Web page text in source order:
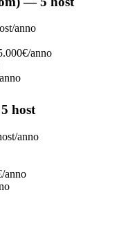
anno
anno
host
anno
anno